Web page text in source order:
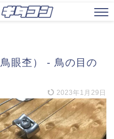
眼杢） ‐ 鳥の目の
2023年1月29日